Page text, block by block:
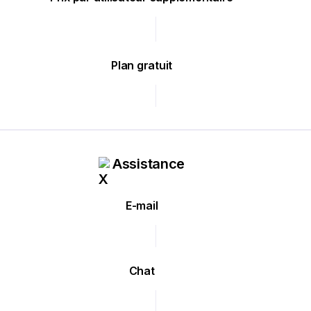
Plan gratuit
Assistance
E-mail
Chat